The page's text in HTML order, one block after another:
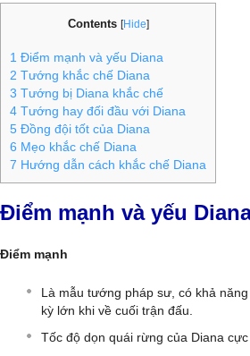
Contents [Hide]
1 Điểm mạnh và yếu Diana
2 Tướng khắc chế Diana
3 Tướng bị Diana khắc chế
4 Tướng hay đối đầu với Diana
5 Đồng đội tốt của Diana
6 Mẹo khắc chế Diana
7 Hướng dẫn cách khắc chế Diana
Điểm mạnh và yếu
Điểm mạnh
Là mẫu tướng pháp sư, có khả
kỳ lớn khi về cuối trận đấu.
Tốc độ dọn quái rừng của Diana cực